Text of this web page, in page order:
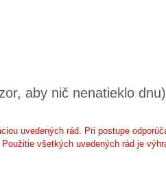
aby nič nenatieklo
uvedených rád. Pri postupe
všetkých uvedených rád je